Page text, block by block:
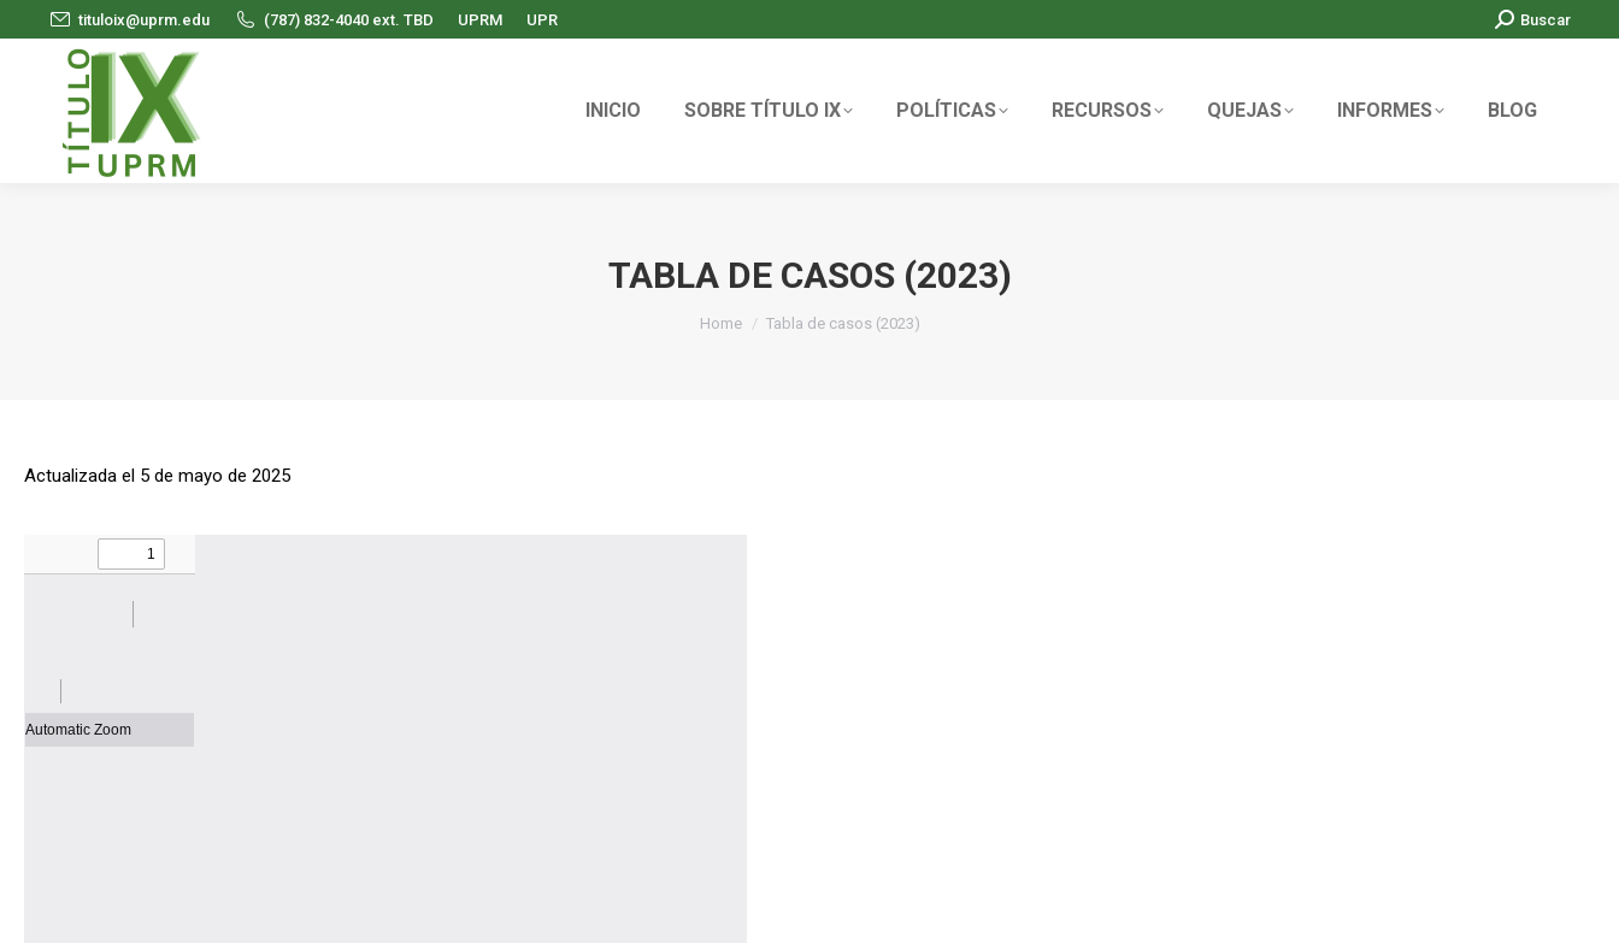
tituloix@uprm.edu (787) 832-4040 ext. TBD UPRM UPR Search:
Buscar
INICIO SOBRE TÍTULO IX POLÍTICAS RECURSOS QUEJAS INFORMES BLOG
TABLA DE CASOS (2023)
You are here:
Home Tabla de casos (2023)
Actualizada el 5 de mayo de 2025